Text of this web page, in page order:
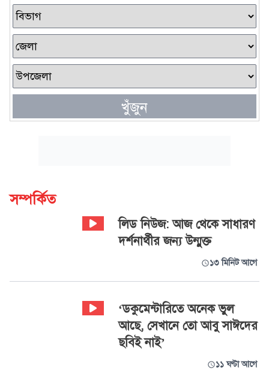
খুঁজুন
সম্পর্কিত
লিড নিউজ: আজ থেকে সাধারণ
দর্শনার্থীর জন্য উন্মুক্ত
১৩ মিনিট আগে
‘ডকুমেন্টারিতে অনেক ভুল
আছে, সেখানে তো আবু সাঈদের
ছবিই নাই’
১১ ঘণ্টা আগে